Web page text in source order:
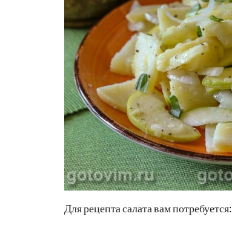
Для рецепта салата вам потребуется: